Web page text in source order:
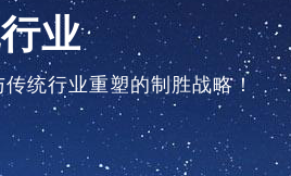
统行业重塑的制胜战略！
业